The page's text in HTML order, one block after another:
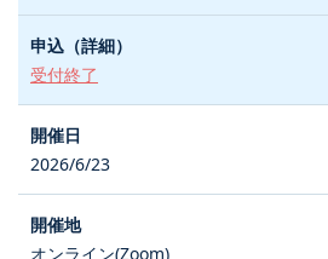
受付終了
2026/6/23
オンライン(Zoom)